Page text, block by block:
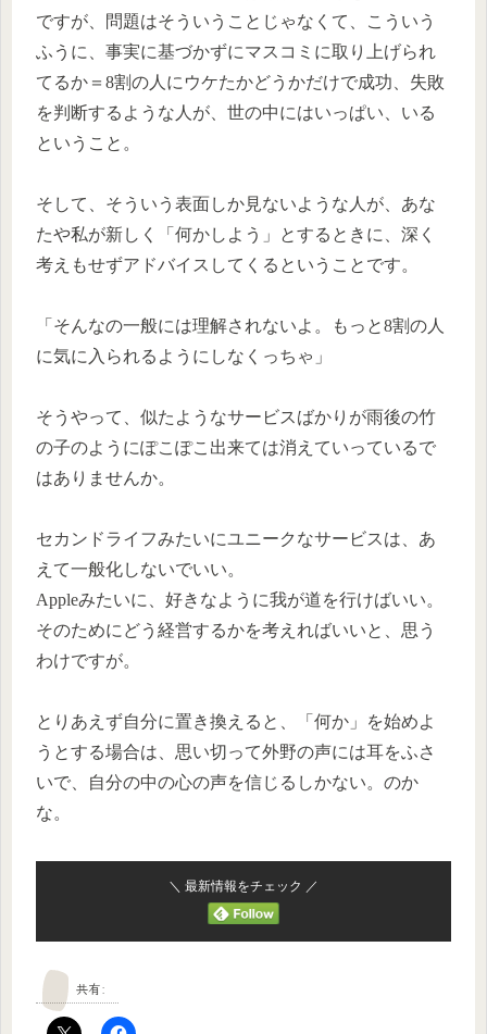
ですが、問題はそういうことじゃなくて、こういう
ふうに、事実に基づかずにマスコミに取り上げられ
てるか＝8割の人にウケたかどうかだけで成功、失敗
を判断するような人が、世の中にはいっぱい、いる
ということ。
そして、そういう表面しか見ないような人が、あな
たや私が新しく「何かしよう」とするときに、深く
考えもせずアドバイスしてくるということです。
「そんなの一般には理解されないよ。もっと8割の人
に気に入られるようにしなくっちゃ」
そうやって、似たようなサービスばかりが雨後の竹
の子のようにぽこぽこ出来ては消えていっているで
はありませんか。
セカンドライフみたいにユニークなサービスは、あ
えて一般化しないでいい。
Appleみたいに、好きなように我が道を行けばいい。
そのためにどう経営するかを考えればいいと、思う
わけですが。
とりあえず自分に置き換えると、「何か」を始めよ
うとする場合は、思い切って外野の声には耳をふさ
いで、自分の中の心の声を信じるしかない。のか
な。
＼ 最新情報をチェック ／
共有: